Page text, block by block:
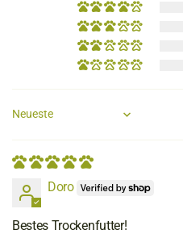
Sort by
Doro
Bestes Trockenfutter!